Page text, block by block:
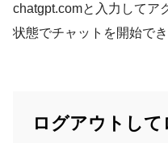
chatgpt.comと入力してア
状態でチャットを開始でき
ログアウトし